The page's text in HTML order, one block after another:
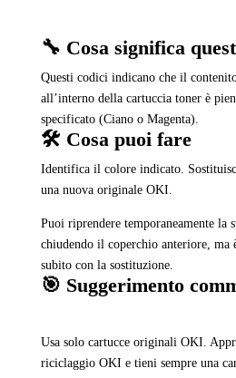
🔧 Cosa significa
Questi codici indicano che il
all’interno della cartuccia toner è
specificato (Ciano o Magenta).
🛠️ Cosa puoi fare
Identifica il colore indicato.
una nuova originale OKI.
Puoi riprendere temporaneamente la
chiudendo il coperchio anteriore, ma
subito con la sostituzione.
🎯 Suggerimento
Usa solo cartucce originali OKI.
riciclaggio OKI e tieni sempre una